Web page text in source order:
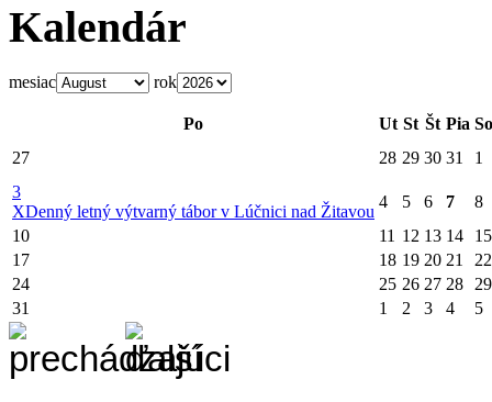
Kalendár
mesiac rok
Po Ut St Št Pia So
27
28 29 30 31
1
3
XDenný letný výtvarný tábor v Lúčnici nad Žitavou
4 5 6 7
8
10
11 12 13 14
15
17
18 19 20 21
22
24
25 26 27 28
29
31
1 2 3 4 5